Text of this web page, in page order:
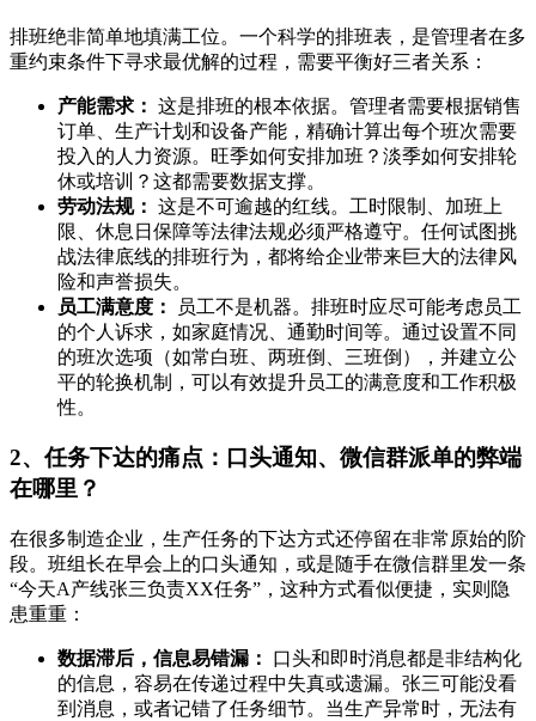
排班绝非简单地填满工位。一个科学的排班表，是管理者在多
重约束条件下寻求最优解的过程，需要平衡好三者关系：
产能需求： 这是排班的根本依据。管理者需要根据销售
订单、生产计划和设备产能，精确计算出每个班次需要
投入的人力资源。旺季如何安排加班？淡季如何安排轮
休或培训？这都需要数据支撑。
劳动法规： 这是不可逾越的红线。工时限制、加班上
限、休息日保障等法律法规必须严格遵守。任何试图挑
战法律底线的排班行为，都将给企业带来巨大的法律风
险和声誉损失。
员工满意度：
员工不是机器。排班时应尽可能考虑员工
的个人诉求，如家庭情况、通勤时间等。通过设置不同
的班次选项（如常白班、两班倒、三班倒），并建立公
平的轮换机制，可以有效提升员工的满意度和工作积极
性。
2、任务下达的痛点：口头通知、微信群派单的弊端
在哪里？
在很多制造企业，生产任务的下达方式还停留在非常原始的阶
段。班组长在早会上的口头通知，或是随手在微信群里发一条
“今天A产线张三负责XX任务”，这种方式看似便捷，实则隐
患重重：
数据滞后，信息易错漏：
口头和即时消息都是非结构化
的信息，容易在传递过程中失真或遗漏。张三可能没看
到消息，或者记错了任务细节。当生产异常时，无法有